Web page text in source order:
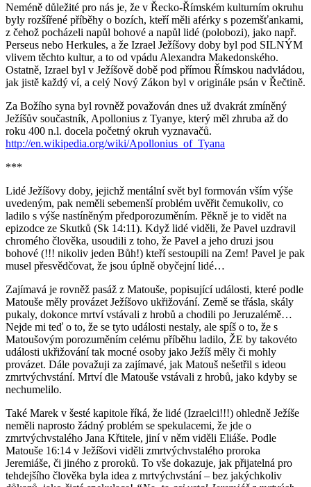
Neméně důležité pro nás je, že v Řecko-Římském kulturním okruhu
byly rozšířené příběhy o bozích, kteří měli aférky s pozemšťankami,
z čehož pocházeli napůl bohové a napůl lidé (polobozi), jako např.
Perseus nebo Herkules, a že Izrael Ježíšovy doby byl pod SILNÝM
vlivem těchto kultur, a to od vpádu Alexandra Makedonského.
Ostatně, Izrael byl v Ježíšově době pod přímou Římskou nadvládou,
jak jistě každý ví, a celý Nový Zákon byl v originále psán v Řečtině.
Za Božího syna byl rovněž považován dnes už dvakrát zmíněný
Ježíšův součastník, Apollonius z Tyanye, který měl zhruba až do
roku 400 n.l. docela početný okruh vyznavačů.
http://en.wikipedia.org/wiki/Apollonius_of_Tyana
***
Lidé Ježíšovy doby, jejichž mentální svět byl formován vším výše
uvedeným, pak neměli sebemenší problém uvěřit čemukoliv, co
ladilo s výše nastíněným předporozuměním. Pěkně je to vidět na
epizodce ze Skutků (Sk 14:11). Když lidé viděli, že Pavel uzdravil
chromého člověka, usoudili z toho, že Pavel a jeho druzi jsou
bohové (!!! nikoliv jeden Bůh!) kteří sestoupili na Zem! Pavel je pak
musel přesvědčovat, že jsou úplně obyčejní lidé…
Zajímavá je rovněž pasáž z Matouše, popisující události, které podle
Matouše měly provázet Ježíšovo ukřižování. Země se třásla, skály
pukaly, dokonce mrtví vstávali z hrobů a chodili po Jeruzalémě…
Nejde mi teď o to, že se tyto události nestaly, ale spíš o to, že s
Matoušovým porozuměním celému příběhu ladilo, ŽE by takovéto
události ukřižování tak mocné osoby jako Ježíš měly či mohly
provázet. Dále považuji za zajímavé, jak Matouš nešetřil s ideou
zmrtvýchvstání. Mrtví dle Matouše vstávali z hrobů, jako kdyby se
nechumelilo.
Také Marek v šesté kapitole říká, že lidé (Izraelci!!!) ohledně Ježíše
neměli naprosto žádný problém se spekulacemi, že jde o
zmrtvýchvstalého Jana Křtitele, jiní v něm viděli Eliáše. Podle
Matouše 16:14 v Ježíšovi viděli zmrtvýchvstalého proroka
Jeremiáše, či jiného z proroků. To vše dokazuje, jak přijatelná pro
tehdejšího člověka byla idea z mrtvýchvstání – bez jakýchkoliv